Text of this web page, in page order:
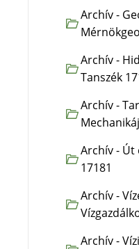
Archív -
Archív -
Tanszék
Archív -
Archív - Út
17181
Archív -
Archív -